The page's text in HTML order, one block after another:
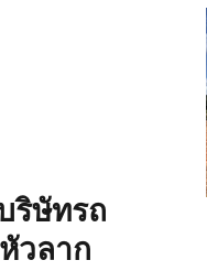
ริษัทรถ
วลาก